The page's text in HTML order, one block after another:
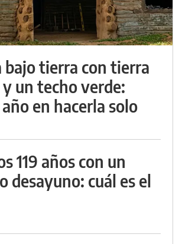
bajo tierra con tierra
un techo verde:
en hacerla solo
119 años con un
desayuno: cuál es el